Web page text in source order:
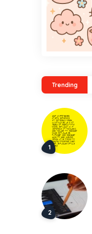
Trending